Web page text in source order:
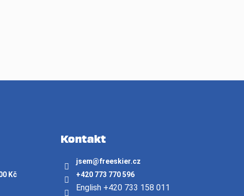
Kč
Kontakt
jsem@freeskier.cz
+420 773 770 596
English +420 733 158 011